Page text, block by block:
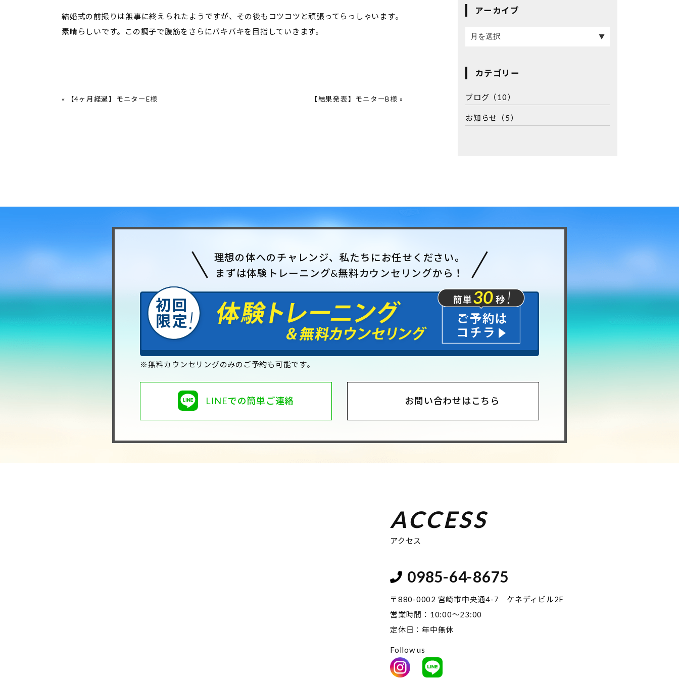
結婚式の前撮りは無事に終えられたようですが、その後もコツコツと頑張ってらっしゃいます。
素晴らしいです。この調子で腹筋をさらにバキバキを目指していきます。
« 【4ヶ月経過】モニターE様 【結果発表】モニターB様 »
アーカイブ
カテゴリー
ブログ （10）
お知らせ （5）
理想の体へのチャレンジ、私たちにお任せください。
まずは体験トレーニング&無料カウンセリングから！
※無料カウンセリングのみのご予約も可能です。
LINEでの簡単ご連絡 お問い合わせはこちら
ACCESS
アクセス
0985-64-8675
〒880-0002 宮崎市中央通4-7 ケネディビル2F
営業時間：10:00〜23:00
定休日：年中無休
Follow us